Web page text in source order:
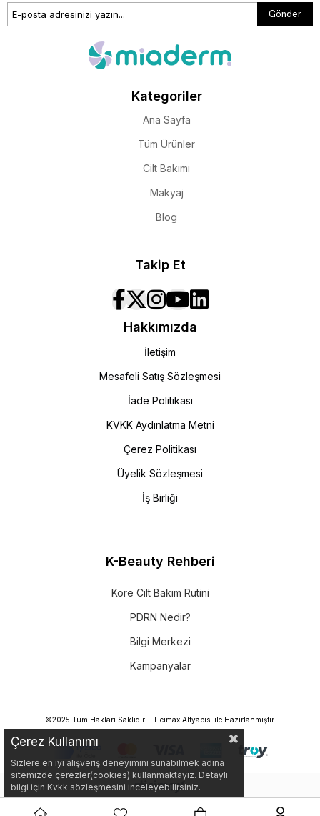
Gönder
Kategoriler
Ana Sayfa
Tüm Ürünler
Cilt Bakımı
Makyaj
Blog
Takip Et
Hakkımızda
İletişim
Mesafeli Satış Sözleşmesi
İade Politikası
KVKK Aydınlatma Metni
Çerez Politikası
Üyelik Sözleşmesi
İş Birliği
K-Beauty Rehberi
Kore Cilt Bakım Rutini
PDRN Nedir?
Bilgi Merkezi
Kampanyalar
©2025 Tüm Hakları Saklıdır - Ticimax Altyapısı ile Hazırlanmıştır.
Çerez Kullanımı
Sizlere en iyi alışveriş deneyimini sunabilmek adına
sitemizde çerezler(cookies) kullanmaktayız. Detaylı
bilgi için Kvkk sözleşmesini inceleyebilirsiniz.